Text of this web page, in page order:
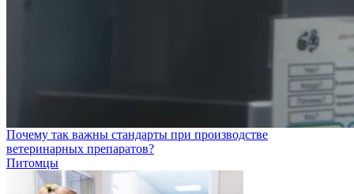
Почему так важны стандарты при производстве
ветеринарных препаратов?
Питомцы